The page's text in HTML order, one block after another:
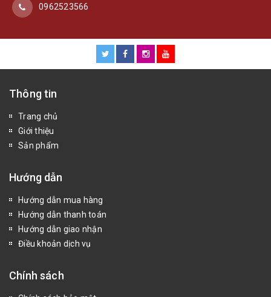
0962523566
Thông tin
Trang chủ
Giới thiệu
Sản phẩm
Hướng dẫn
Hướng dẫn mua hàng
Hướng dẫn thanh toán
Hướng dẫn giao nhận
Điều khoản dịch vụ
Chính sách